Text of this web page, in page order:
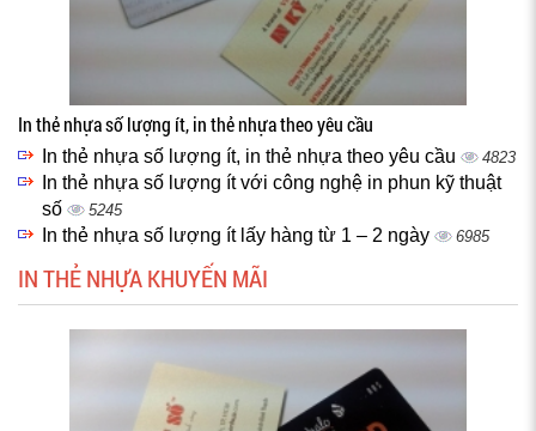
In thẻ nhựa số lượng ít, in thẻ nhựa theo yêu cầu
In thẻ nhựa số lượng ít, in thẻ nhựa theo yêu cầu 4823
In thẻ nhựa số lượng ít với công nghệ in phun kỹ thuật
số
5245
In thẻ nhựa số lượng ít lấy hàng từ 1 – 2 ngày 6985
IN THẺ NHỰA KHUYẾN MÃI